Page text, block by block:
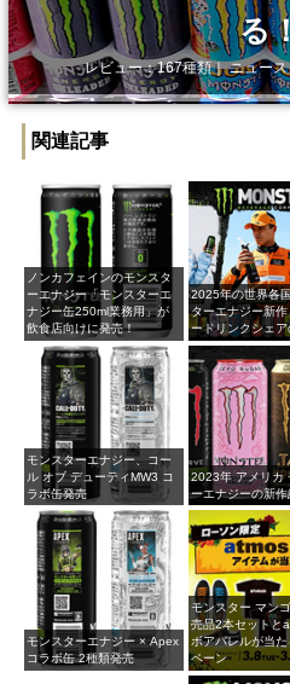
る
レビュー：167種類｜ ニュー
関連記事
ノンカフェインのモンスタ
ーエナジー「モンスターエ
ナジー缶250ml業務用」が
飲食店向けに発売！
2025年の世界各
ターエナジー新
ードリンクシェ
モンスターエナジー、コー
ル オブ デューティMW3 コ
ラボ缶発売
2023年 アメリカ
ーエナジーの新
モンスターエナジー × Apex
コラボ缶 2種類発売
モンスター マン
売品2本セットと
ボアパレルが当
ペーン